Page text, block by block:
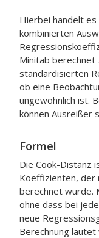
Hierbei handelt es
kombinierten
Minitab berechnet
standardisierten
ob eine
ungewöhnlich ist.
können Ausreißer
Formel
Die Cook-Distanz
Koeffizienten, der
berechnet wurde.
ohne dass bei
neue
Berechnung